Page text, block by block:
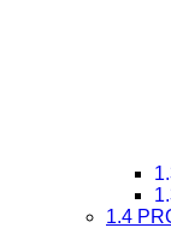
1.4